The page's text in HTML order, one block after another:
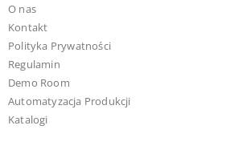
O nas
Kontakt
Polityka Prywatności
Regulamin
Demo Room
Automatyzacja Produkcji
Katalogi